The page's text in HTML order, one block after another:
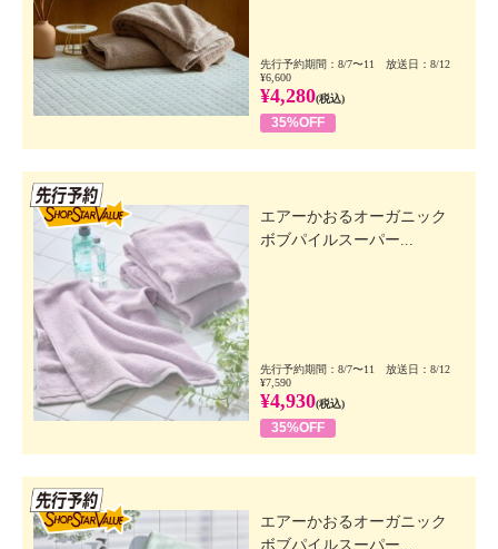
先行予約期間：8/7〜11 放送日：8/12
¥6,600
¥4,280(税込)
35%OFF
エアーかおるオーガニック
ボブパイルスーパー...
先行予約期間：8/7〜11 放送日：8/12
¥7,590
¥4,930(税込)
35%OFF
エアーかおるオーガニック
ボブパイルスーパー...